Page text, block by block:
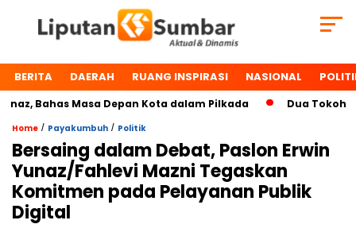
BERITA DAERAH RUANG INSPIRASI NASIONAL
Bahas Masa Depan Kota dalam Pilkada Dua Tokoh
Home / Payakumbuh / Politik
Bersaing dalam Debat, Paslon Erwin
Yunaz/Fahlevi Mazni Tegaskan
Komitmen pada Pelayanan Publik
Digital